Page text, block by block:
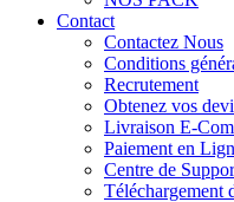
Contact
Contactez Nous
Conditions
Recrutement
Obtenez vos
Livraison E-
Paiement en
Centre de
Téléchargement